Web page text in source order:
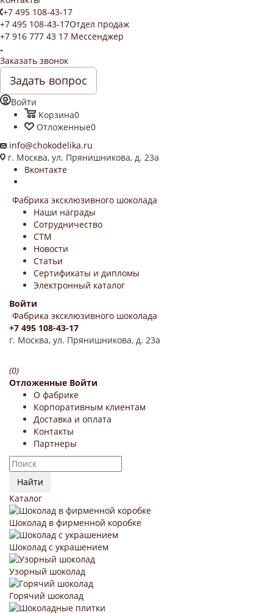
+7 495 108-43-17
+7 495 108-43-17Отдел продаж
+7 916 777 43 17 Мессенджер
Заказать звонок
Задать вопрос
Войти
Корзина0
Отложенные0
info@chokodelika.ru
г. Москва, ул. Прянишникова, д. 23а
Вконтакте
Фабрика эксклюзивного шоколада
Наши награды
Сотрудничество
СТМ
Новости
Статьи
Сертификаты и дипломы
Электронный каталог
Войти
Фабрика эксклюзивного шоколада
+7 495 108-43-17
г. Москва, ул. Прянишникова, д. 23а
(0)
Отложенные Войти
О фабрике
Корпоративным клиентам
Доставка и оплата
Контакты
Партнеры
Найти
Каталог
Шоколад в фирменной коробке
Шоколад с украшением
Узорный шоколад
Горячий шоколад